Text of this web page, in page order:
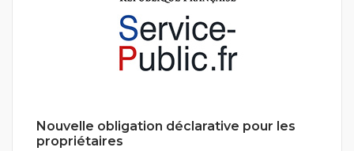
Nouvelle obligation déclarative pour les
propriétaires